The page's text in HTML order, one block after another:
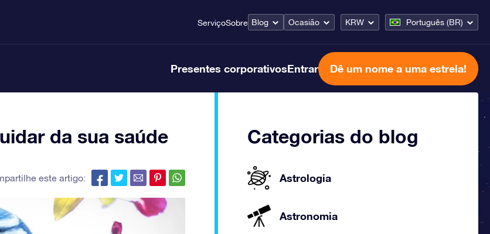
ServiçoSobre Blog Ocasião KRW Português (BR)
Presentes corporativosEntrar Dê um nome a uma estrela!
da sua saúde
este artigo:
Categorias do blog
Astrologia
Astronomia